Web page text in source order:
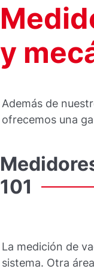
y
Además de
ofrecemos una
101
La medición de
sistema. Otra